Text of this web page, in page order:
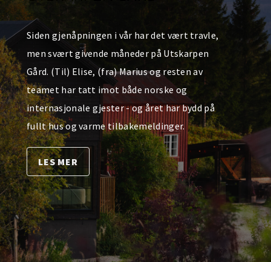
Siden gjenåpningen i vår har det vært travle,
men svært givende måneder på Utskarpen
Gård. (Til) Elise, (fra) Marius og resten av
teamet har tatt imot både norske og
internasjonale gjester - og året har bydd på
fullt hus og varme tilbakemeldinger.
LES MER